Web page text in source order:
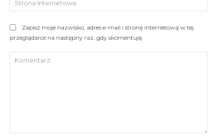
Zapisz moje nazwisko, adres e-mail i stronę internetową w tej
przeglądarce na następny raz, gdy skomentuję.